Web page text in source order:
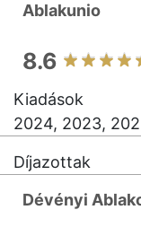
Ablakunio
8.6
Kiadások
2024, 2023,
Díjazottak
Dévényi